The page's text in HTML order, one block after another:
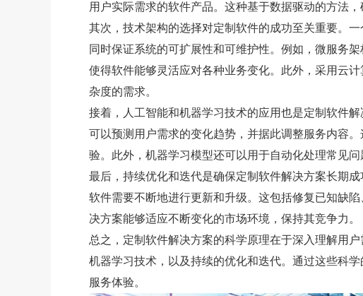
用户实际需求的软件产品。这种基于数据驱动的方法
其次，技术架构的选择对定制软件的成功至关重要。
同时保证系统的可扩展性和可维护性。例如，微服务
使得软件能够灵活应对各种业务变化。此外，采用云
杂度的需求。
接着，人工智能和机器学习技术的应用也是定制软件
可以预测用户需求的变化趋势，并据此调整服务内容
验。此外，机器学习模型还可以用于自动化处理常见问
最后，持续优化和迭代是确保定制软件解决方案长期
软件需要不断地进行更新和升级。这包括修复已知缺
决方案能够适应不断变化的市场环境，保持其竞争力。
总之，定制软件解决方案的科学原理在于深入理解用
机器学习技术，以及持续的优化和迭代。通过这些科
服务体验。